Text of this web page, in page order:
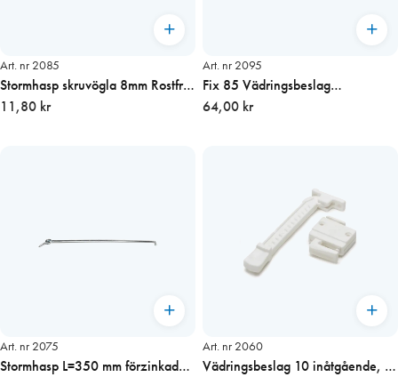
Art. nr 2085
Stormhasp skruvögla 8mm Rostfri
pris/st
11,80 kr
Art. nr 2095
Fix 85 Vädringsbeslag
inåtgående, vit
64,00 kr
Art. nr 2075
Stormhasp L=350 mm förzinkad
Art. nr 2060
Vädringsbeslag 10 inåtgående, vit